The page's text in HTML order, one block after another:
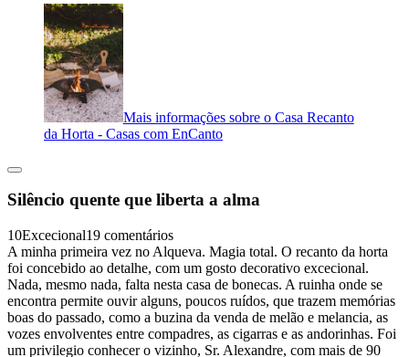
Mais informações sobre o Casa Recanto
da Horta - Casas com EnCanto
Silêncio quente que liberta a alma
10Excecional19 comentários
A minha primeira vez no Alqueva. Magia total. O recanto da horta
foi concebido ao detalhe, com um gosto decorativo excecional.
Nada, mesmo nada, falta nesta casa de bonecas. A ruinha onde se
encontra permite ouvir alguns, poucos ruídos, que trazem memórias
boas do passado, como a buzina da venda de melão e melancia, as
vozes envolventes entre compadres, as cigarras e as andorinhas. Foi
um privilegio conhecer o vizinho, Sr. Alexandre, com mais de 90